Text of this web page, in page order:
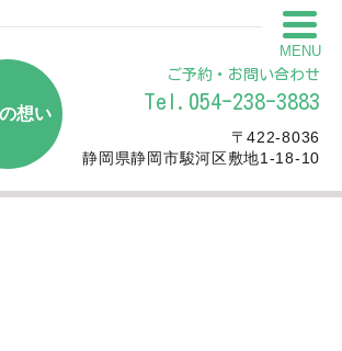
想い
MENU
ご予約・お問い合わせ
Tel.054-238-3883
〒422-8036
静岡県静岡市駿河区敷地1-18-10